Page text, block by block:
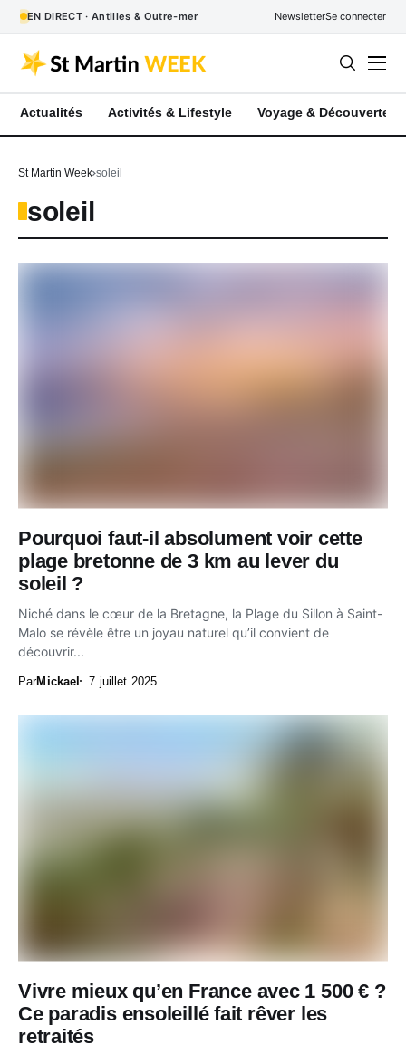
EN DIRECT · Antilles & Outre-mer NewsletterSe connecter
Actualités Activités & Lifestyle Voyage & Découverte
St Martin Week soleil
soleil
Pourquoi faut-il absolument voir cette
plage bretonne de 3 km au lever du
soleil ?
Niché dans le cœur de la Bretagne, la Plage du Sillon à Saint-
Malo se révèle être un joyau naturel qu’il convient de
découvrir...
ParMickael 7 juillet 2025
Vivre mieux qu’en France avec 1 500 € ?
Ce paradis ensoleillé fait rêver les
retraités